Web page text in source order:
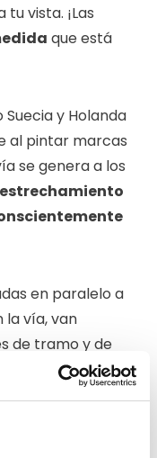
vista. ¡Las
que está
y Holanda
al pintar marcas
se genera a los
estrechamiento
en paralelo a
la vía, van
de tramo y de
a los